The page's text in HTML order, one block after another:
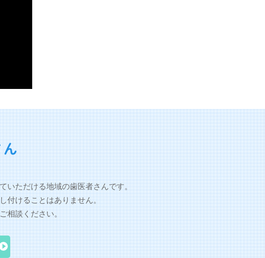
いただける地域の歯医者さんです。
付けることはありません。
相談ください。